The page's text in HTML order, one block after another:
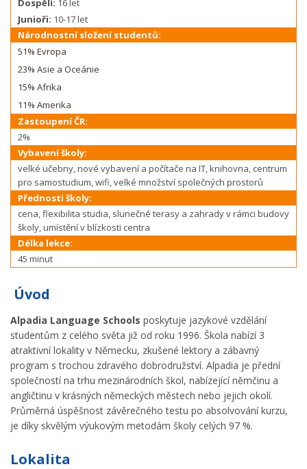
Dospělí: 16 let
Junioři: 10-17 let
Národnostní složení studentů:
51% Evropa
23% Asie a Oceánie
15% Afrika
11% Amerika
Zastoupení ČR:
2%
Vybavení školy:
velké učebny, nové vybavení a počítače na IT, knihovna, centrum
pro samostudium, wifi, velké množství společných prostorů
Přednosti školy:
cena, flexibilita studia, slunečné terasy a zahrady v rámci budovy
školy, umístění v blízkosti centra
Délka lekce:
45 minut
Úvod
Alpadia Language Schools poskytuje jazykové vzdělání
studentům z celého světa již od roku 1996. Škola nabízí 3
atraktivní lokality v Německu, zkušené lektory a zábavný
program s trochou zdravého dobrodružství. Alpadia je přední
společností na trhu mezinárodních škol, nabízející němčinu a
angličtinu v krásných německých městech nebo jejich okolí.
Průměrná úspěšnost závěrečného testu po absolvování kurzu,
je díky skvělým výukovým metodám školy celých 97 %.
Lokalita